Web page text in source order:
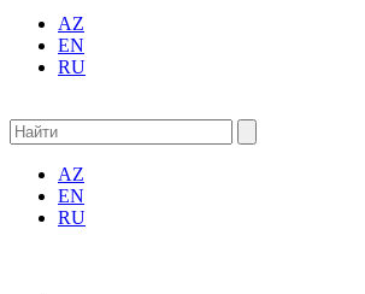
AZ
EN
RU
AZ
EN
RU